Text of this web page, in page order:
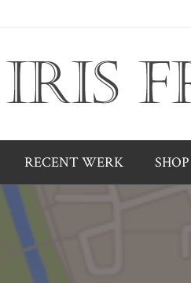
RECENT WERK SHOP